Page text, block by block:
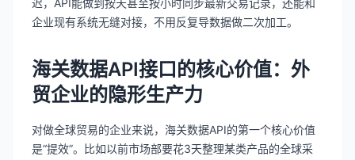
迟，API能做到按天甚至按小时同步最新交易记录，还能和
企业现有系统无缝对接，不用反复导数据做二次加工。
海关数据API接口的核心价值：外
贸企业的隐形生产力
对做全球贸易的企业来说，海关数据API的第一个核心价值
是“提效”。比如以前市场部要花3天整理某类产品的全球采